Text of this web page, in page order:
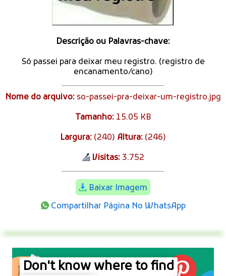
Descrição ou Palavras-chave:
Só passei para deixar meu registro. (registro de
encanamento/cano)
Nome do arquivo: so-passei-pra-deixar-um-registro.jpg
Tamanho:15.05 KB
Largura: (240) Altura: (246)
Visitas:3.752
Baixar Imagem
Compartilhar Página No WhatsApp
Don't know where to find